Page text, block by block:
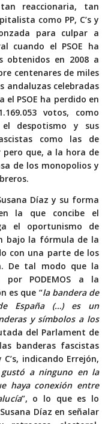
reaccionaria, tan
como PP, C’s y
para culpar a
cuando el PSOE ha
obtenidos en 2008 a
centenares de miles
andaluzas celebradas
el PSOE ha perdido en
votos, como
el despotismo y sus
como las de
que, a la hora de
de los monopolios y
Díaz y su forma
la que concibe el
el oportunismo de
bajo la fórmula de la
con una parte de los
De tal modo que la
PODEMOS a la
es que “la bandera de
España (…) es un
y símbolos a los
del Parlament de
banderas fascistas
indicando Errejón,
a ninguno en la
haya conexión entre
”, o lo que es lo
Díaz en señalar